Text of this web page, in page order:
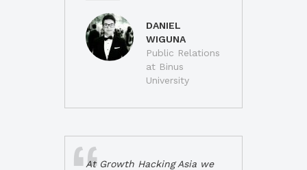
DANIEL
WIGUNA
Public Relations
at Binus
University
At Growth Hacking Asia we